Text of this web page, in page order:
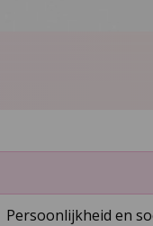
Persoonlijkheid en